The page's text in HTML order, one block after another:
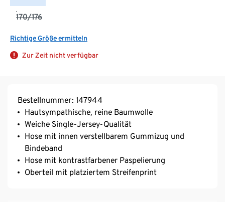
170/176
Richtige Größe ermitteln
Zur Zeit nicht verfügbar
Bestellnummer: 147944
Hautsympathische, reine Baumwolle
Weiche Single-Jersey-Qualität
Hose mit innen verstellbarem Gummizug und
Bindeband
Hose mit kontrastfarbener Paspelierung
Oberteil mit platziertem Streifenprint